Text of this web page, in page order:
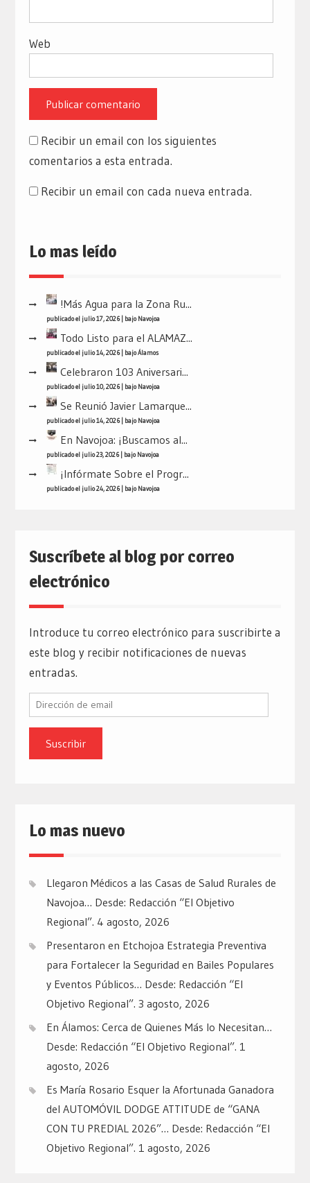
Web
Recibir un email con los siguientes
comentarios a esta entrada.
Recibir un email con cada nueva entrada.
Lo mas leído
!Más Agua para la Zona Ru...
publicado el julio 17, 2026| bajoNavojoa
Todo Listo para el ALAMAZ...
publicado el julio 14, 2026| bajoÁlamos
Celebraron 103 Aniversari...
publicado el julio 10, 2026| bajoNavojoa
Se Reunió Javier Lamarque...
publicado el julio 14, 2026| bajoNavojoa
En Navojoa: ¡Buscamos al...
publicado el julio 23, 2026| bajoNavojoa
¡Infórmate Sobre el Progr...
publicado el julio 24, 2026| bajoNavojoa
Suscríbete al blog por correo
electrónico
Introduce tu correo electrónico para suscribirte a
este blog y recibir notificaciones de nuevas
entradas.
Dirección
email
Lo mas nuevo
Llegaron Médicos a las Casas de Salud Rurales de
Navojoa… Desde: Redacción “El Objetivo
Regional”. 4 agosto, 2026
Presentaron en Etchojoa Estrategia Preventiva
para Fortalecer la Seguridad en Bailes Populares
y Eventos Públicos… Desde: Redacción “El
Objetivo Regional”. 3 agosto, 2026
En Álamos: Cerca de Quienes Más lo Necesitan…
Desde: Redacción “El Objetivo Regional”. 1
agosto, 2026
Es María Rosario Esquer la Afortunada Ganadora
del AUTOMÓVIL DODGE ATTITUDE de “GANA
CON TU PREDIAL 2026”… Desde: Redacción “El
Objetivo Regional”. 1 agosto, 2026